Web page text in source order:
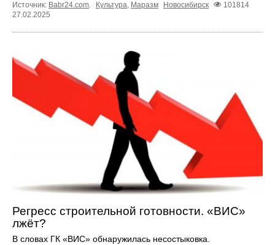
Источник: Babr24.com. Культура, Маразм Новосибирск
101814
27.02.2025
Регресс строительной готовности. «ВИС»
лжёт?
В словах ГК «ВИС» обнаружилась несостыковка.